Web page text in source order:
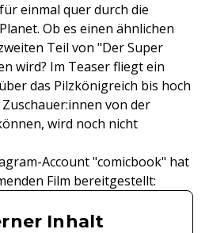
einmal quer durch die
Ob es einen ähnlichen
Teil von "Der Super
wird? Im Teaser fliegt ein
das Pilzkönigreich bis hoch
von der
wird noch nicht
Account "comicbook" hat
Film bereitgestellt:
Inhalt